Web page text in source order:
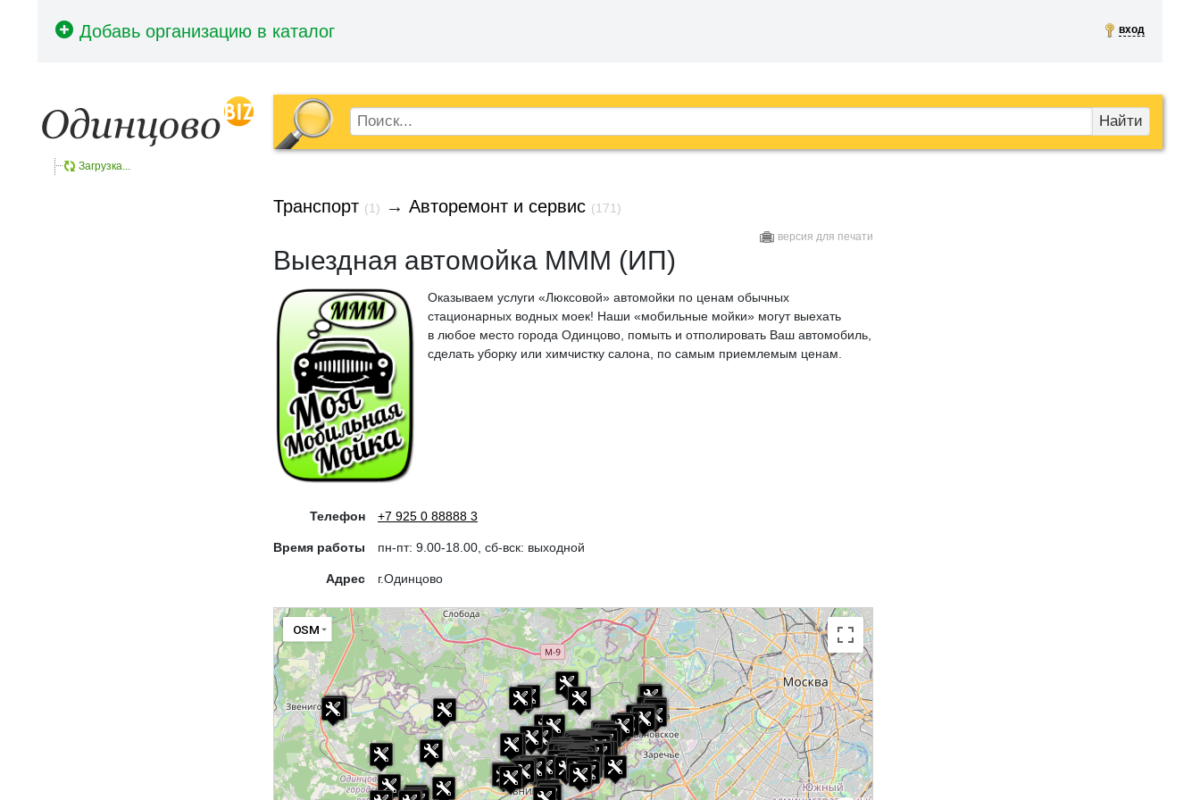
вход
Найти
Загрузка...
Транспорт (1) → Авторемонт и сервис (171)
версия для печати
Выездная автомойка МММ (ИП)
Оказываем услуги «Люксовой» автомойки по ценам обычных
стационарных водных моек! Наши «мобильные мойки» могут выехать
в любое место города Одинцово, помыть и отполировать Ваш автомобиль,
сделать уборку или химчистку салона, по самым приемлемым ценам.
Телефон +7 925 0 88888 3
Время работы пн-пт: 9.00-18.00, сб-вск: выходной
Адрес г.Одинцово
OSM